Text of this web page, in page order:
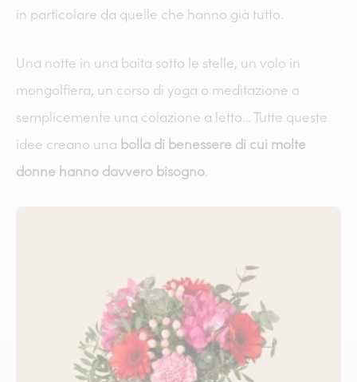
in particolare da quelle che hanno già tutto.
Una notte in una baita sotto le stelle, un volo in
mongolfiera, un corso di yoga o meditazione o
semplicemente una colazione a letto… Tutte queste
idee creano una bolla di benessere di cui molte
donne hanno davvero bisogno.